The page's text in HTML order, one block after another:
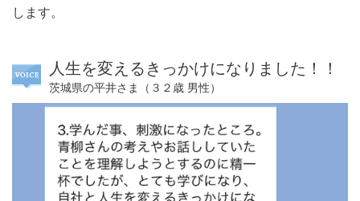
します。
人生を変えるきっかけになりました！！
茨城県の平井さま（３２歳 男性）